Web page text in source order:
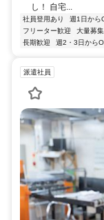
し！ 自宅...
社員登用あり 週1日から
フリーター歓迎
大量募集
長期歓迎
週2・3日から
派遣社員